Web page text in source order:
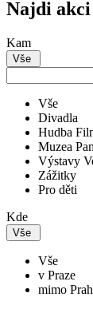
Najdi akci
Kam
Vše
Vše
Divadla
Hudba
Muzea
Výstavy
Zážitky
Pro děti
Kde
Vše
Vše
v Praze
mimo